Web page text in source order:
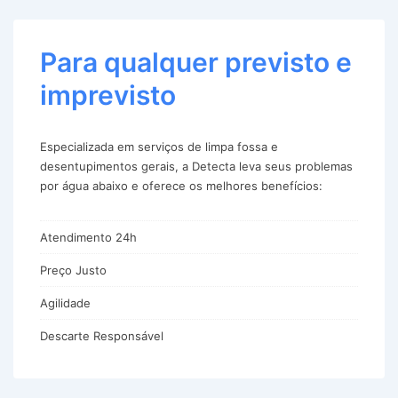
Para qualquer previsto e
imprevisto
Especializada em serviços de limpa fossa e
desentupimentos gerais, a Detecta leva seus problemas
por água abaixo e oferece os melhores benefícios:
Atendimento 24h
Preço Justo
Agilidade
Descarte Responsável